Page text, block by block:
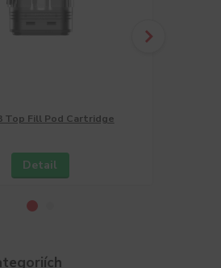
Top Fill Pod Cartridge
Detail